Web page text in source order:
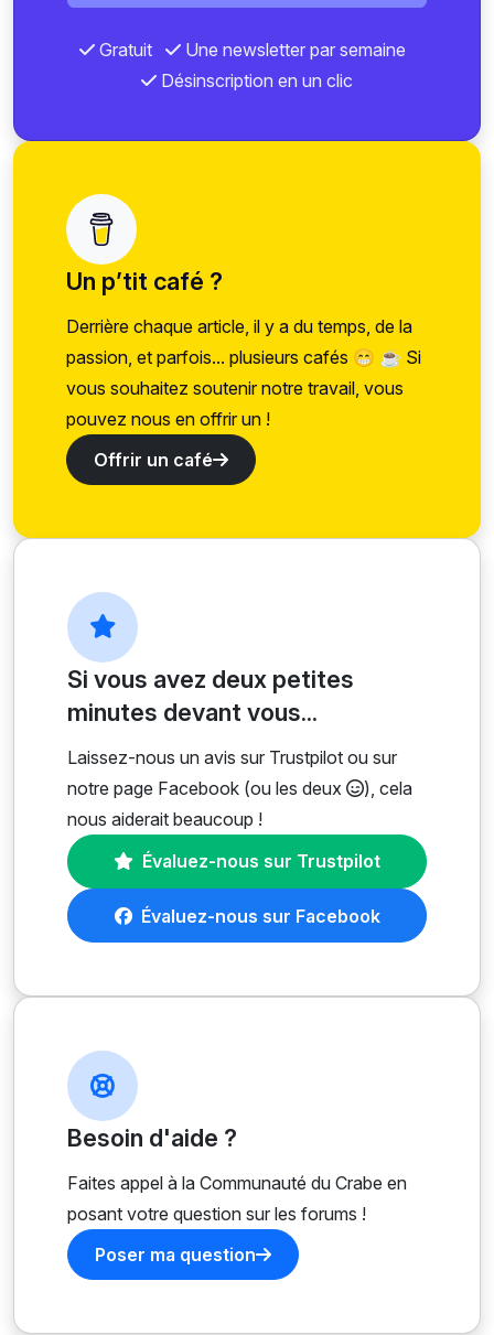
Gratuit
Une newsletter par semaine
Désinscription en un clic
Un p’tit café ?
Derrière chaque article, il y a du temps, de la
passion, et parfois... plusieurs cafés 😁 ☕ Si
vous souhaitez soutenir notre travail, vous
pouvez nous en offrir un !
Offrir un café
Si vous avez deux petites
minutes devant vous...
Laissez-nous un avis sur Trustpilot ou sur
notre page Facebook (ou les deux
), cela
nous aiderait beaucoup !
Évaluez-nous sur Trustpilot
Évaluez-nous sur Facebook
Besoin d'aide ?
Faites appel à la Communauté du Crabe en
posant votre question sur les forums !
Poser ma question